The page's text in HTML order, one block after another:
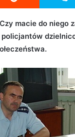
macie do niego